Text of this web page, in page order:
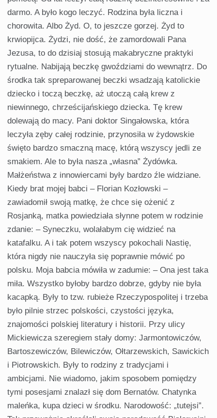
darmo. A było kogo leczyć. Rodzina była liczna i
chorowita. Albo Żyd. O, to jeszcze gorzej. Żyd to
krwiopijca. Żydzi, nie dość, że zamordowali Pana
Jezusa, to do dzisiaj stosują makabryczne praktyki
rytualne. Nabijają beczkę gwoździami do wewnątrz. Do
środka tak spreparowanej beczki wsadzają katolickie
dziecko i toczą beczkę, aż utoczą całą krew z
niewinnego, chrześcijańskiego dziecka. Tę krew
dolewają do macy. Pani doktor Singałowska, która
leczyła zęby całej rodzinie, przynosiła w żydowskie
święto bardzo smaczną macę, którą wszyscy jedli ze
smakiem. Ale to była nasza „własna” Żydówka.
Małżeństwa z innowiercami były bardzo źle widziane.
Kiedy brat mojej babci – Florian Kozłowski –
zawiadomił swoją matkę, że chce się ożenić z
Rosjanką, matka powiedziała słynne potem w rodzinie
zdanie: – Syneczku, wolałabym cię widzieć na
katafalku. A i tak potem wszyscy pokochali Nastię,
która nigdy nie nauczyła się poprawnie mówić po
polsku. Moja babcia mówiła w zadumie: – Ona jest taka
miła. Wszystko byłoby bardzo dobrze, gdyby nie była
kacapką. Były to tzw. rubieże Rzeczypospolitej i trzeba
było pilnie strzec polskości, czystości języka,
znajomości polskiej literatury i historii. Przy ulicy
Mickiewicza szeregiem stały domy: Jarmontowiczów,
Bartoszewiczów, Bilewiczów, Ołtarzewskich, Sawickich
i Piotrowskich. Były to rodziny z tradycjami i
ambicjami. Nie wiadomo, jakim sposobem pomiędzy
tymi posesjami znalazł się dom Bernatów. Chatynka
maleńka, kupa dzieci w środku. Narodowość: „tutejsi”.